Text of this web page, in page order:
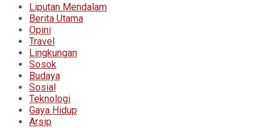
Liputan Mendalam
Berita Utama
Opini
Travel
Lingkungan
Sosok
Budaya
Sosial
Teknologi
Gaya Hidup
Arsip